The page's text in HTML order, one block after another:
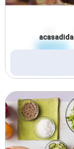
تفریحی
صنعتی
و دانشگاه
بیمه
(1)